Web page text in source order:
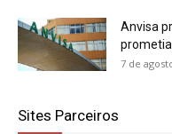
Anvisa
7 de
Sites Parceiros